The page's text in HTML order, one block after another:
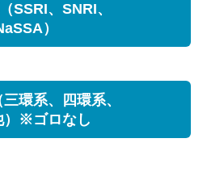
SSRI、SNRI、
）
環系、四環系、
）※ゴロなし